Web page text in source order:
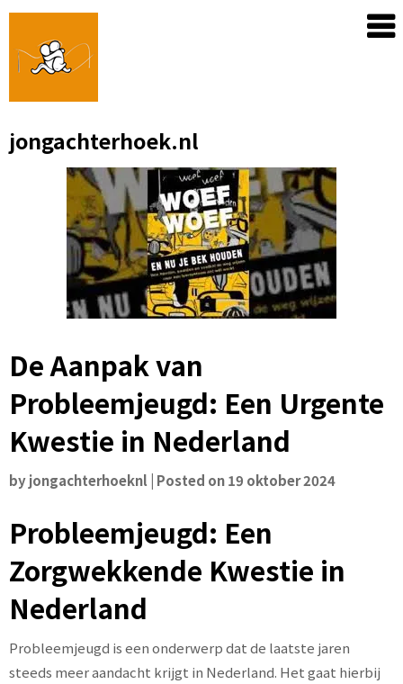
Skip
content
jongachterhoek.nl
De Aanpak van
Probleemjeugd: Een Urgente
Kwestie in Nederland
byjongachterhoeknl Posted on19 oktober 2024
Probleemjeugd: Een
Zorgwekkende Kwestie in
Nederland
Probleemjeugd is een onderwerp dat de laatste jaren
steeds meer aandacht krijgt in Nederland. Het gaat hierbij